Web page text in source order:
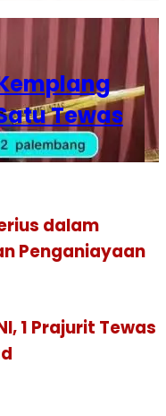
Tewas
dalam
Penganiayaan
1 Prajurit Tewas